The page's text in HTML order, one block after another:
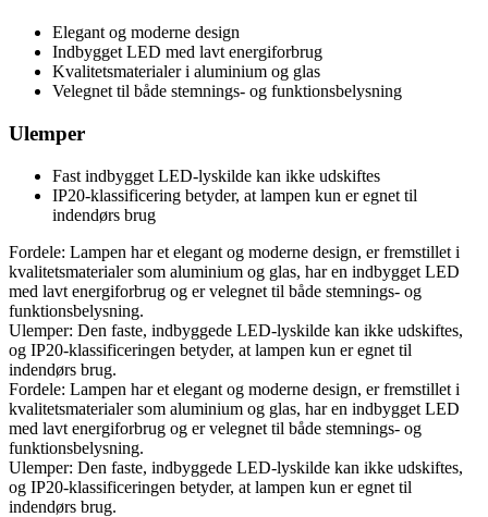
Elegant og moderne design
Indbygget LED med lavt energiforbrug
Kvalitetsmaterialer i aluminium og glas
Velegnet til både stemnings- og funktionsbelysning
Ulemper
Fast indbygget LED-lyskilde kan ikke udskiftes
IP20-klassificering betyder, at lampen kun er egnet til
indendørs brug
Fordele: Lampen har et elegant og moderne design, er fremstillet i
kvalitetsmaterialer som aluminium og glas, har en indbygget LED
med lavt energiforbrug og er velegnet til både stemnings- og
funktionsbelysning.
Ulemper: Den faste, indbyggede LED-lyskilde kan ikke udskiftes,
og IP20-klassificeringen betyder, at lampen kun er egnet til
indendørs brug.
Fordele: Lampen har et elegant og moderne design, er fremstillet i
kvalitetsmaterialer som aluminium og glas, har en indbygget LED
med lavt energiforbrug og er velegnet til både stemnings- og
funktionsbelysning.
Ulemper: Den faste, indbyggede LED-lyskilde kan ikke udskiftes,
og IP20-klassificeringen betyder, at lampen kun er egnet til
indendørs brug.